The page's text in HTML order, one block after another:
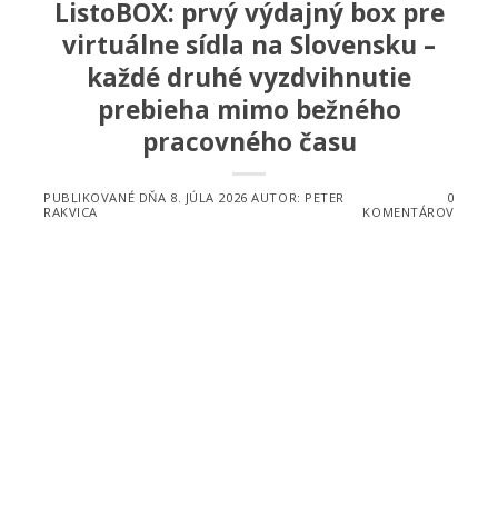
ListoBOX: prvý výdajný box pre
virtuálne sídla na Slovensku –
každé druhé vyzdvihnutie
prebieha mimo bežného
pracovného času
PUBLIKOVANÉ DŇA 8. JÚLA 2026 AUTOR: PETER
RAKVICA
0
KOMENTÁROV